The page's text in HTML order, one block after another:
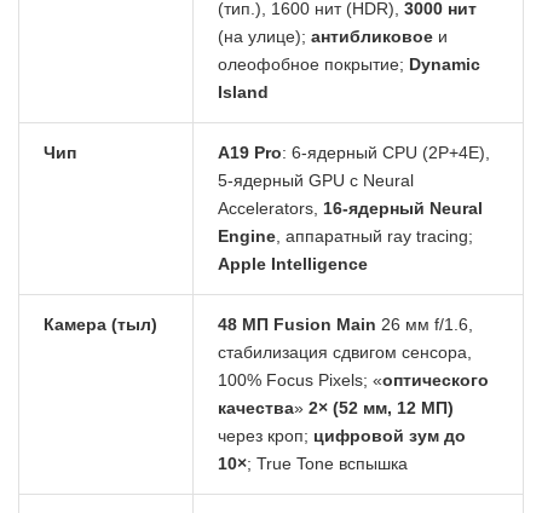
(тип.), 1600 нит (HDR), 3000 нит
(на улице); антибликовое и
олеофобное покрытие; Dynamic
Island
Чип A19 Pro: 6-ядерный CPU (2P+4E),
5-ядерный GPU с Neural
Accelerators, 16-ядерный Neural
Engine , аппаратный ray tracing;
Apple Intelligence
Камера (тыл) 48 МП Fusion Main 26 мм f/1.6,
стабилизация сдвигом сенсора,
100% Focus Pixels; «оптического
качества» 2× (52 мм, 12 МП)
через кроп; цифровой зум до
10×; True Tone вспышка